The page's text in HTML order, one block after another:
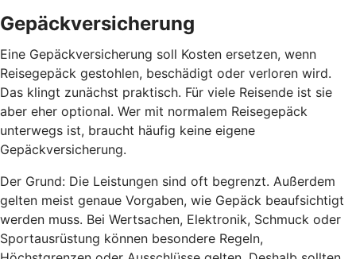
Gepäckversicherung
Eine Gepäckversicherung soll Kosten ersetzen, wenn
Reisegepäck gestohlen, beschädigt oder verloren wird.
Das klingt zunächst praktisch. Für viele Reisende ist sie
aber eher optional. Wer mit normalem Reisegepäck
unterwegs ist, braucht häufig keine eigene
Gepäckversicherung.
Der Grund: Die Leistungen sind oft begrenzt. Außerdem
gelten meist genaue Vorgaben, wie Gepäck beaufsichtigt
werden muss. Bei Wertsachen, Elektronik, Schmuck oder
Sportausrüstung können besondere Regeln,